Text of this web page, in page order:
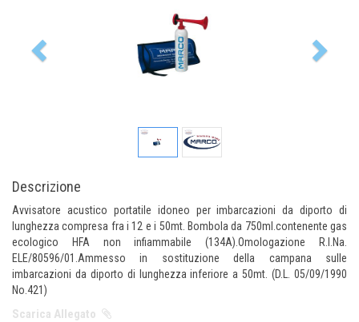
Descrizione
Avvisatore acustico portatile idoneo per imbarcazioni da diporto di
lunghezza compresa fra i 12 e i 50mt. Bombola da 750ml.contenente gas
ecologico HFA non infiammabile (134A).Omologazione R.I.Na.
ELE/80596/01.Ammesso in sostituzione della campana sulle
imbarcazioni da diporto di lunghezza inferiore a 50mt. (D.L. 05/09/1990
No.421)
Scarica Allegato